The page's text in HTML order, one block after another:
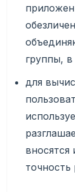
группы,
для
вносятся
точность